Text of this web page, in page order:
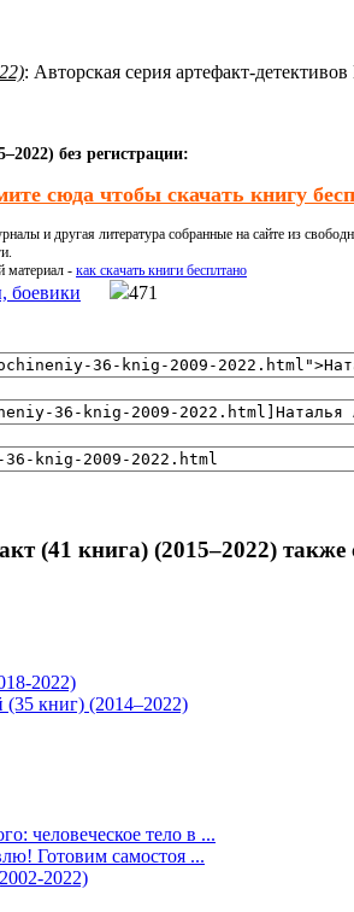
: Авторская серия артефакт-
без регистрации:
сюда чтобы скачать книгу
и другая литература собранные на сайте из
материал - как скачать книги бесплтано
боевики 471
(41 книга) (2015–2022) также
2022)
книг) (2014–2022)
человеческое тело в ...
Готовим самостоя ...
2022)